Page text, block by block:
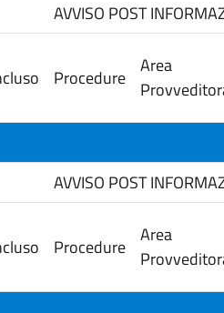
AVVISO POST
Procedure
Area
AVVISO POST
Procedure
Area